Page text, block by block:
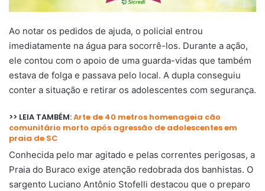
Ao notar os pedidos de ajuda, o policial entrou
imediatamente na água para socorrê-los. Durante a ação,
ele contou com o apoio de uma guarda-vidas que também
estava de folga e passava pelo local. A dupla conseguiu
conter a situação e retirar os adolescentes com segurança.
>> LEIA TAMBÉM:Arte de 40 metros homenageia cão
comunitário morto após agressão de adolescentes em
praia de SC
Conhecida pelo mar agitado e pelas correntes perigosas, a
Praia do Buraco exige atenção redobrada dos banhistas. O
sargento Luciano Antônio Stofelli destacou que o preparo